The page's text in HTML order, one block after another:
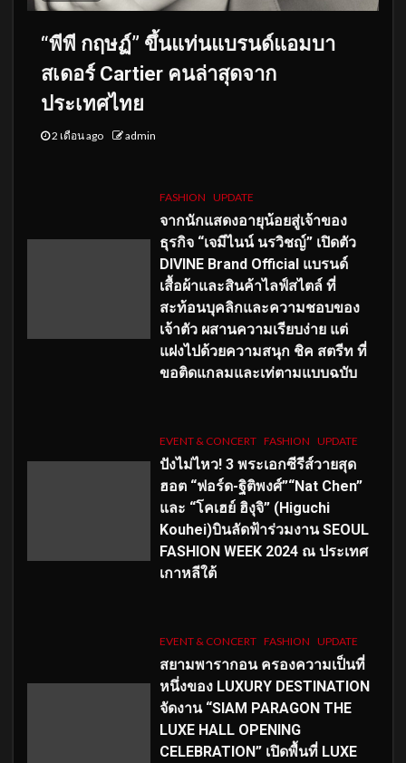
“พีพี กฤษฏ์” ขึ้นแท่นแบรนด์แอมบา
สเดอร์ Cartier คนล่าสุดจาก
ประเทศไทย
2 เดือน ago admin
FASHION UPDATE
จากนักแสดงอายุน้อยสู่เจ้าของ
ธุรกิจ “เจมีไนน์ นรวิชญ์” เปิดตัว
DIVINE Brand Official แบรนด์
เสื้อผ้าและสินค้าไลฟ์สไตล์ ที่
สะท้อนบุคลิกและความชอบของ
เจ้าตัว ผสานความเรียบง่าย แต่
แฝงไปด้วยความสนุก ชิค สตรีท ที่
ขอติดแกลมและเท่ตามแบบฉบับ
EVENT & CONCERT FASHION UPDATE
ปังไม่ไหว! 3 พระเอกซีรีส์วายสุด
ฮอต “ฟอร์ด-ฐิติพงศ์”“Nat Chen”
และ “โคเฮย์ ฮิงุจิ” (Higuchi
Kouhei)บินลัดฟ้าร่วมงาน SEOUL
FASHION WEEK 2024 ณ ประเทศ
เกาหลีใต้
EVENT & CONCERT FASHION UPDATE
สยามพารากอน ครองความเป็นที่
หนึ่งของ LUXURY DESTINATION
จัดงาน “SIAM PARAGON THE
LUXE HALL OPENING
CELEBRATION” เปิดพื้นที่ LUXE